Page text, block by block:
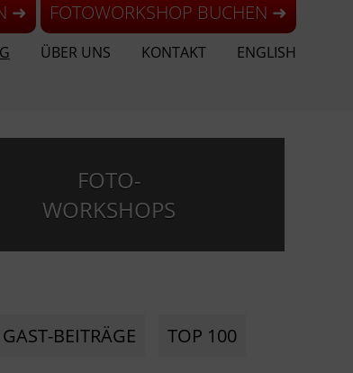
➜ FOTOWORKSHOP BUCHEN ➜
ÜBER UNS KONTAKT ENGLISH
FOTO-
WORKSHOPS
GAST-BEITRÄGE TOP 100